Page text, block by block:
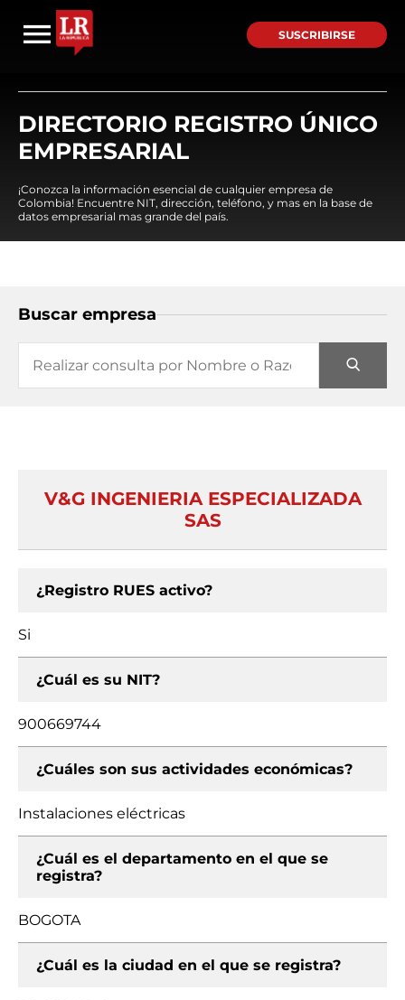
SUSCRIBIRSE
DIRECTORIO REGISTRO ÚNICO
EMPRESARIAL
¡Conozca la información esencial de cualquier empresa de
Colombia! Encuentre NIT, dirección, teléfono, y mas en la base de
datos empresarial mas grande del país.
Buscar empresa
V&G INGENIERIA ESPECIALIZADA
SAS
¿Registro RUES activo?
Si
¿Cuál es su NIT?
900669744
¿Cuáles son sus actividades económicas?
Instalaciones eléctricas
¿Cuál es el departamento en el que se
registra?
BOGOTA
¿Cuál es la ciudad en el que se registra?